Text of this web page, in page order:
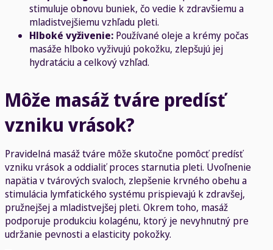
stimuluje obnovu buniek, čo vedie k zdravšiemu a
mladistvejšiemu vzhľadu pleti.
Hlboké vyživenie: Používané oleje a krémy počas
masáže hlboko vyživujú pokožku, zlepšujú jej
hydratáciu a celkový vzhľad.
Môže masáž tváre predísť
vzniku vrások?
Pravidelná masáž tváre môže skutočne pomôcť predísť
vzniku vrások a oddialiť proces starnutia pleti. Uvoľnenie
napätia v tvárových svaloch, zlepšenie krvného obehu a
stimulácia lymfatického systému prispievajú k zdravšej,
pružnejšej a mladistvejšej pleti. Okrem toho, masáž
podporuje produkciu kolagénu, ktorý je nevyhnutný pre
udržanie pevnosti a elasticity pokožky.